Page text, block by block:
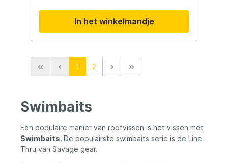
In het winkelmandje
1 2
Swimbaits
Een populaire manier van roofvissen is het vissen met
Swimbaits. De populairste swimbaits serie is de Line
Thru van Savage gear.